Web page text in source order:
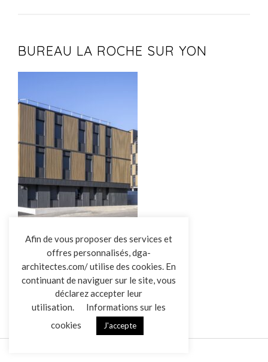
L’AGENCE
RÉALISATIONS
ACTUALITÉS
CONTACT
BUREAU LA ROCHE SUR YON
BUREAU LA ROCHE SUR YON
Afin de vous proposer des services et
offres personnalisés, dga-
architectes.com/ utilise des cookies. En
continuant de naviguer sur le site, vous
déclarez accepter leur
utilisation.
Informations sur les
cookies
J'accepte